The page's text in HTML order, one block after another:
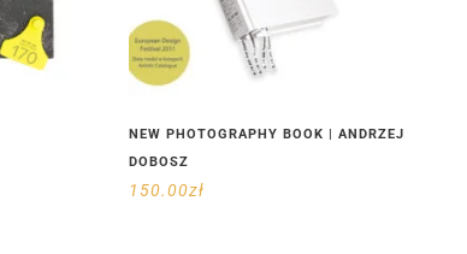
NEW PHOTOGRAPHY BOOK | ANDRZEJ
DOBOSZ
150.00zł